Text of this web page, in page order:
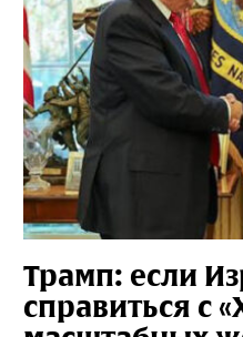
Трамп: если
справиться с